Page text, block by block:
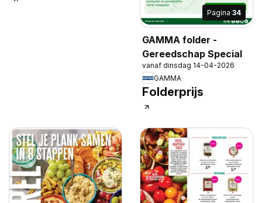
Pagina 34
GAMMA folder -
Gereedschap Special
vanaf dinsdag 14-04-2026
GAMMA
Folderprijs